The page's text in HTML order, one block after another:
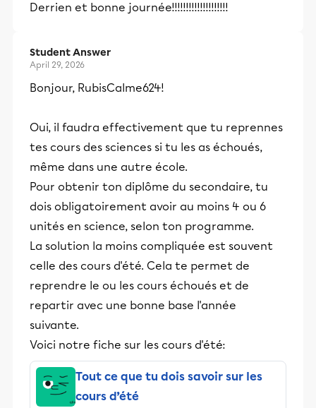
Derrien et bonne journée!!!!!!!!!!!!!!!!!!!!
Student Answer
April 29, 2026
Bonjour, RubisCalme624!
Oui, il faudra effectivement que tu reprennes
tes cours des sciences si tu les as échoués,
même dans une autre école.
Pour obtenir ton diplôme du secondaire, tu
dois obligatoirement avoir au moins 4 ou 6
unités en science, selon ton programme.
La solution la moins compliquée est souvent
celle des cours d'été. Cela te permet de
reprendre le ou les cours échoués et de
repartir avec une bonne base l'année
suivante.
Voici notre fiche sur les cours d'été:
Tout ce que tu dois savoir sur les
cours d’été